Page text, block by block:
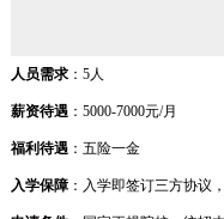
人员需求 ：5人
薪资待遇 ：5000-7000元/月
福利待遇 ：五险一金
入学保障 ：入学即签订三方协议